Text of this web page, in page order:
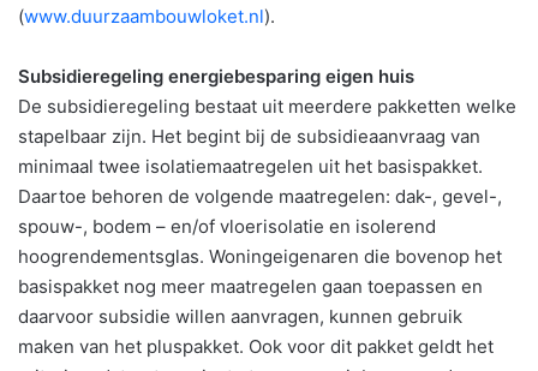
(www.duurzaambouwloket.nl).
Subsidieregeling energiebesparing eigen huis
De subsidieregeling bestaat uit meerdere pakketten welke
stapelbaar zijn. Het begint bij de subsidieaanvraag van
minimaal twee isolatiemaatregelen uit het basispakket.
Daartoe behoren de volgende maatregelen: dak-, gevel-,
spouw-, bodem – en/of vloerisolatie en isolerend
hoogrendementsglas. Woningeigenaren die bovenop het
basispakket nog meer maatregelen gaan toepassen en
daarvoor subsidie willen aanvragen, kunnen gebruik
maken van het pluspakket. Ook voor dit pakket geldt het